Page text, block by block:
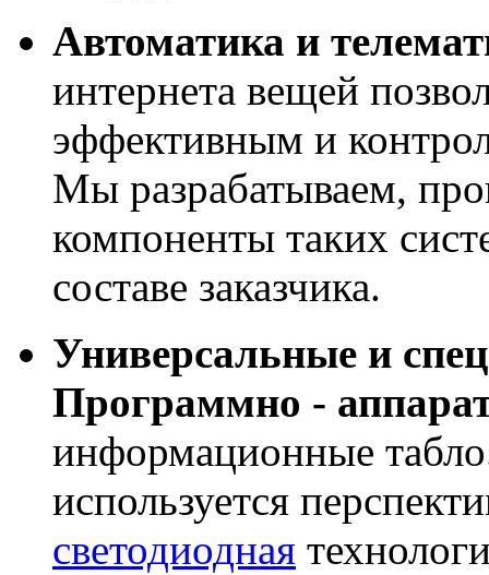
Автоматика и
интернета вещей
эффективным и
Мы разрабатываем,
компоненты таких
составе заказчика.
Универсальные и
Программно -
информационные
используется
светодиодная